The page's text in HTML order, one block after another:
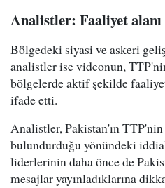
Analistler: Faaliyet
Bölgedeki siyasi ve askeri
analistler ise videonun,
bölgelerde aktif şekilde
ifade etti.
Analistler, Pakistan'ın
bulundurduğu yönündeki
liderlerinin daha önce de
mesajlar yayınladıklarına